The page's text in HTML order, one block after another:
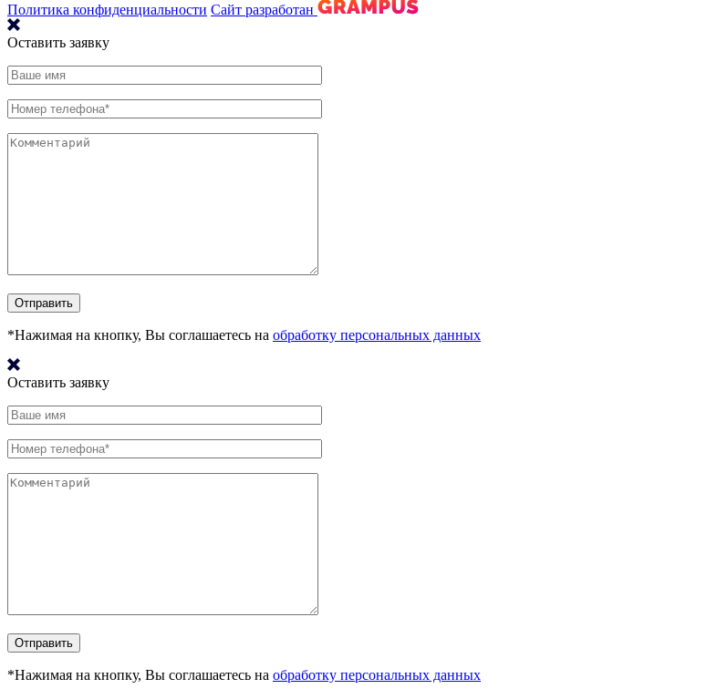
Политика конфиденциальности Сайт разработан
Оставить заявку
*Нажимая на кнопку, Вы соглашаетесь на обработку персональных данных
Оставить заявку
*Нажимая на кнопку, Вы соглашаетесь на обработку персональных данных